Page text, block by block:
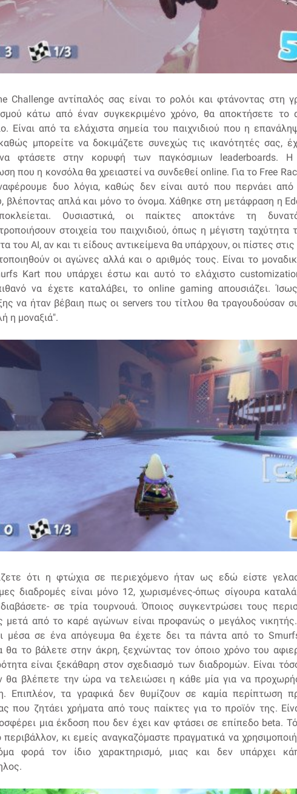
Challenge αντίπαλός σας είναι το ρολόι και φτάνοντας στη
κάτω από έναν συγκεκριμένο χρόνο, θα αποκτήσετε το
Είναι από τα ελάχιστα σημεία του παιχνιδιού που η
μπορείτε να δοκιμάζετε συνεχώς τις ικανότητές σας,
φτάσετε στην κορυφή των παγκόσμιων leaderboards. Η
που η κονσόλα θα χρειαστεί να συνδεθεί online. Για το Free
δυο λόγια, καθώς δεν είναι αυτό που περνάει
βλέποντας απλά και μόνο το όνομα. Χάθηκε στη μετάφραση η
Ουσιαστικά, οι παίκτες αποκτάνε τη
στοιχεία του παιχνιδιού, όπως η μέγιστη ταχύτητα
του AI, αν και τι είδους αντικείμενα θα υπάρχουν, οι πίστες
οι αγώνες αλλά και ο αριθμός τους. Είναι το
Kart που υπάρχει έστω και αυτό το ελάχιστο
να έχετε καταλάβει, το online gaming απουσιάζει.
να ήταν βέβαιη πως οι servers του τίτλου θα τραγουδούσαν
η μοναξιά".
ότι η φτώχια σε περιεχόμενο ήταν ως εδώ είστε
διαδρομές είναι μόνο 12, χωρισμένες-όπως σίγουρα
σε τρία τουρνουά. Όποιος συγκεντρώσει τους
μετά από το καρέ αγώνων είναι προφανώς ο μεγάλος
μέσα σε ένα απόγευμα θα έχετε δει τα πάντα από το
θα το βάλετε στην άκρη, ξεχνώντας τον όποιο χρόνο του
είναι ξεκάθαρη στον σχεδιασμό των διαδρομών. Είναι
θα βλέπετε την ώρα να τελειώσει η κάθε μία για να
Επιπλέον, τα γραφικά δεν θυμίζουν σε καμία περίπτωση
που ζητάει χρήματα από τους παίκτες για το προϊόν της.
μια έκδοση που δεν έχει καν φτάσει σε επίπεδο beta.
περιβάλλον, κι εμείς αναγκαζόμαστε πραγματικά να
φορά τον ίδιο χαρακτηρισμό, μιας και δεν υπάρχει